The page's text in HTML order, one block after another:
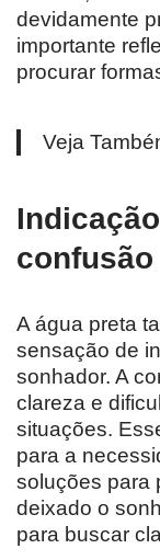
devidamente
importante
procurar
Veja
confusão
A água preta
sensação de
sonhador. A
clareza e
situações.
para a
soluções para
deixado o
para buscar